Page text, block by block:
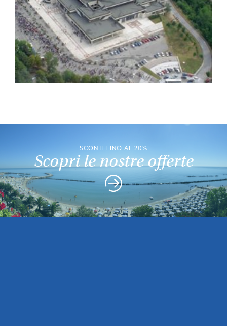
SCONTI FINO AL 20%
Scopri le nostre offerte